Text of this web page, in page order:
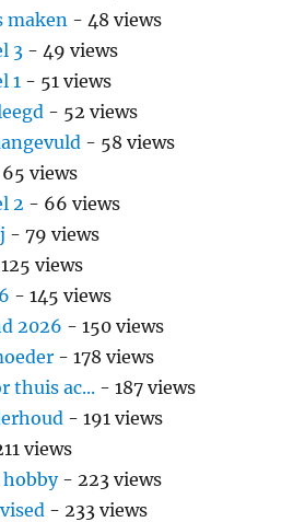
maken - 48 views
3 - 49 views
1 - 51 views
- 52 views
- 58 views
views
2 - 66 views
- 79 views
views
- 145 views
2026 - 150 views
- 178 views
thuis ac... - 187 views
- 191 views
views
hobby- 223 views
- 233 views